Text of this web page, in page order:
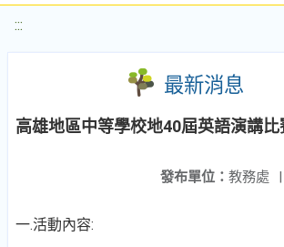
:::
最新消息
高雄地區中等學校地40屆英語演講比
發布單位： 教務處 |
一.活動內容: